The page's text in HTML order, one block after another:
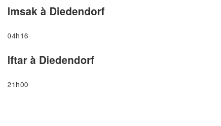
Imsak à Diedendorf
04h16
Iftar à Diedendorf
21h00